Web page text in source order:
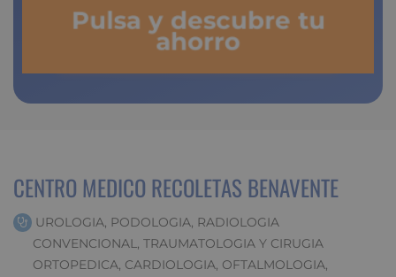
Pulsa y descubre tu
ahorro
CENTRO MEDICO RECOLETAS BENAVENTE
UROLOGIA, PODOLOGIA, RADIOLOGIA
CONVENCIONAL, TRAUMATOLOGIA Y CIRUGIA
ORTOPEDICA, CARDIOLOGIA, OFTALMOLOGIA,